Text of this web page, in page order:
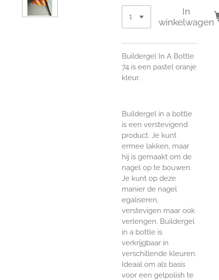
In
winkelwagen
Buildergel In A Bottle
74 is een pastel oranje
kleur.
Buildergel in a bottle
is een verstevigend
product. Je kunt
ermee lakken, maar
hij is gemaakt om de
nagel op te bouwen.
Je kunt op deze
manier de nagel
egaliseren,
verstevigen maar ook
verlengen. Buildergel
in a bottle is
verkrijgbaar in
verschillende kleuren.
Ideaal om als basis
voor een gelpolish te